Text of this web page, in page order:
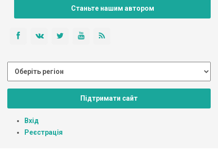
Станьте нашим автором
Підтримати сайт
Вхід
Реєстрація